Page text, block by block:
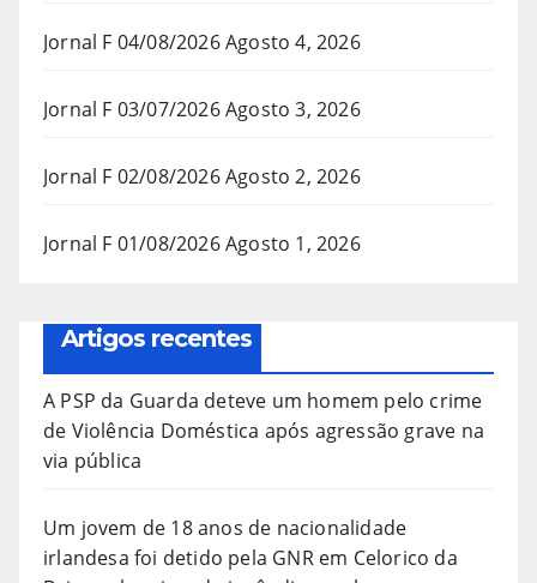
Jornal F 04/08/2026Agosto 4, 2026
Jornal F 03/07/2026Agosto 3, 2026
Jornal F 02/08/2026Agosto 2, 2026
Jornal F 01/08/2026Agosto 1, 2026
Artigos recentes
A PSP da Guarda deteve um homem pelo crime
de Violência Doméstica após agressão grave na
via pública
Um jovem de 18 anos de nacionalidade
irlandesa foi detido pela GNR em Celorico da